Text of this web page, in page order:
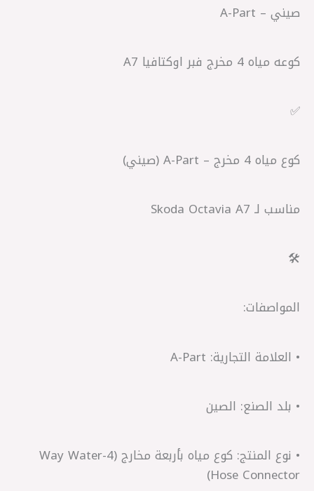
صيني – A-Part
كوعه مياه 4 مخرج فبر اوكتافيا A7
✅
كوع مياه 4 مخرج – A-Part (صيني)
مناسب لـ Skoda Octavia A7
🛠️
المواصفات:
• العلامة التجارية: A-Part
• بلد الصنع: الصين
• نوع المنتج: كوع مياه بأربعة مخارج (4-Way Water
Hose Connector)